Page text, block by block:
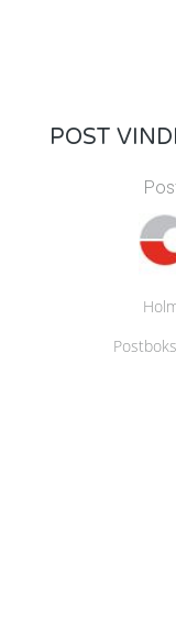
POST